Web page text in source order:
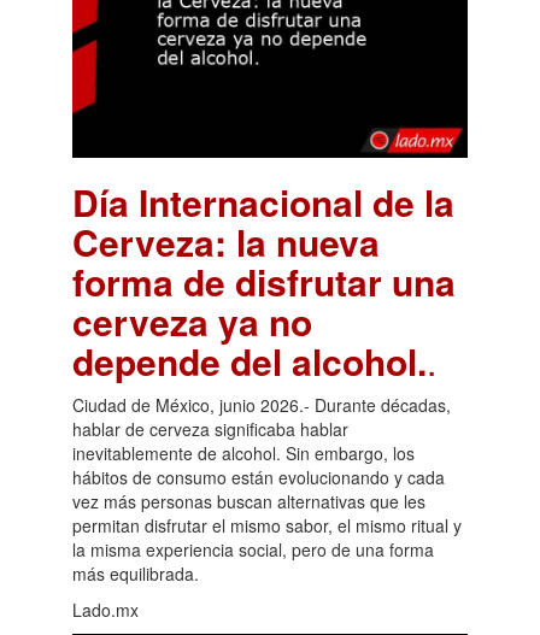
Día Internacional de la
Cerveza: la nueva
forma de disfrutar una
cerveza ya no
depende del alcohol..
Ciudad de México, junio 2026.- Durante décadas,
hablar de cerveza significaba hablar
inevitablemente de alcohol. Sin embargo, los
hábitos de consumo están evolucionando y cada
vez más personas buscan alternativas que les
permitan disfrutar el mismo sabor, el mismo ritual y
la misma experiencia social, pero de una forma
más equilibrada.
Lado.mx